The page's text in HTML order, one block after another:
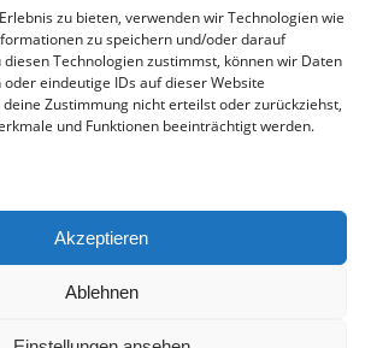
zu bieten, verwenden wir Technologien wie
zu speichern und/oder darauf
Technologien zustimmst, können wir Daten
eindeutige IDs auf dieser Website
Zustimmung nicht erteilst oder zurückziehst,
und Funktionen beeinträchtigt werden.
Akzeptieren
Ablehnen
ANTWORT SCHREIBEN
sein, um einen Kommentar